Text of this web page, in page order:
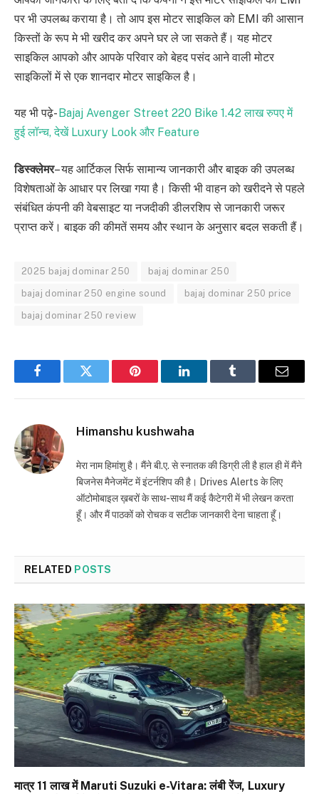
पर भी उपलब्ध कराया है। तो आप इस मोटर साइकिल को EMI की आसान
किस्तों के रूप मे भी खरीद कर अपने घर ले जा सकते हैं। यह मोटर
साइकिल आपको और आपके परिवार को बेहद पसंद आने वाली मोटर
साइकिलों में से एक शानदार मोटर साइकिल है।
यह भी पढ़े-Bajaj Avenger Street 220 Bike 1.42 लाख रुपए में
हुई लॉन्च, देखें Luxury Look और Feature
डिस्क्लेमर– यह आर्टिकल सिर्फ सामान्य जानकारी और बाइक की उपलब्ध
विशेषताओं के आधार पर लिखा गया है। किसी भी वाहन को खरीदने से पहले
संबंधित कंपनी की वेबसाइट या नजदीकी डीलरशिप से जानकारी जरूर
प्राप्त करें। बाइक की कीमतें समय और स्थान के अनुसार बदल सकती हैं।
2025 bajaj dominar 250 bajaj dominar 250
bajaj dominar 250 engine sound bajaj dominar 250 price
bajaj dominar 250 review
FacebookTwitter Pinterest LinkedInTumblr Email
Himanshu kushwaha
मेरा नाम हिमांशु है। मैंने बी.ए. से स्नातक की डिग्री ली है हाल ही में मैंने
बिजनेस मैनेजमेंट में इंटर्नशिप की है। Drives Alerts के लिए
ऑटोमोबाइल ख़बरों के साथ-साथ मैं कई कैटेगरी में भी लेखन करता
हूँ। और मैं पाठकों को रोचक व सटीक जानकारी देना चाहता हूँ।
RELATED POSTS
मात्र ₹11 लाख में Maruti Suzuki e-Vitara: लंबी रेंज, Luxury